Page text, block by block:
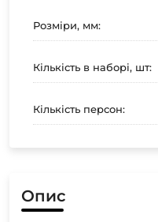
Розміри, мм:
Кількість в наборі, шт:
Кількість персон:
Опис